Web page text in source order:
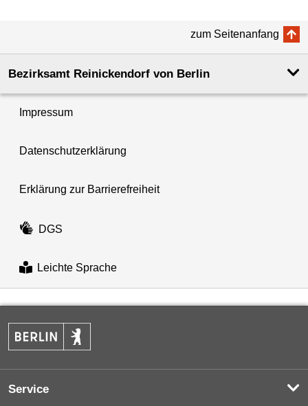
zum Seitenanfang
Bezirksamt Reinickendorf von Berlin
Impressum
Datenschutzerklärung
Erklärung zur Barrierefreiheit
DGS
Leichte Sprache
Service